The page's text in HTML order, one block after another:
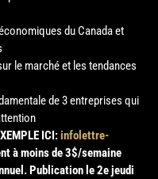
du Canada et
le marché et les tendances
de 3 entreprises qui
ICI:infolettre-
à moins de 3$/semaine
Publication le 2e jeudi